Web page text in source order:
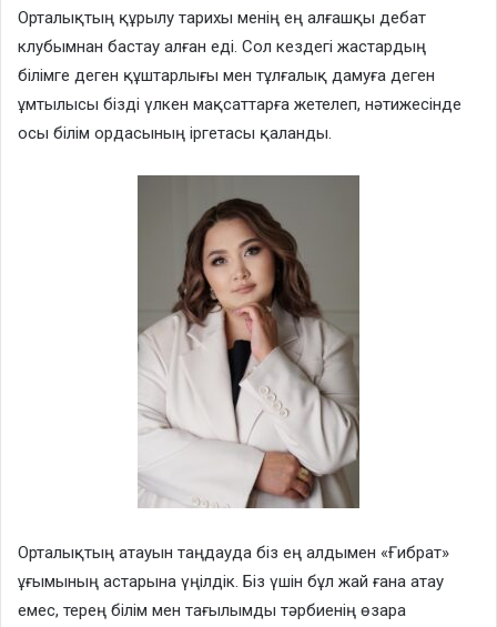
Орталықтың құрылу тарихы менің ең алғашқы дебат
клубымнан бастау алған еді. Сол кездегі жастардың
білімге деген құштарлығы мен тұлғалық дамуға деген
ұмтылысы бізді үлкен мақсаттарға жетелеп, нәтижесінде
осы білім ордасының іргетасы қаланды.
Орталықтың атауын таңдауда біз ең алдымен «Ғибрат»
ұғымының астарына үңілдік. Біз үшін бұл жай ғана атау
емес, терең білім мен тағылымды тәрбиенің өзара